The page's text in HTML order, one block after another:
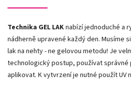
Technika GEL LAKnabízí jednoduché a
nádherně upravené každý den. Musíme
lak na nehty - ne gelovou metodu! Je
technologický postup, používat správné
aplikovat. K vytvrzení je nutné použít UV